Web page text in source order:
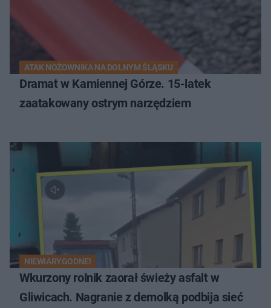
ATAK NOŻOWNIKA NA DOLNYM ŚLĄSKU
Dramat w Kamiennej Górze. 15-latek
zaatakowany ostrym narzędziem
NIEWIARYGODNE!
Wkurzony rolnik zaorał świeży asfalt w
Gliwicach. Nagranie z demolką podbija sieć